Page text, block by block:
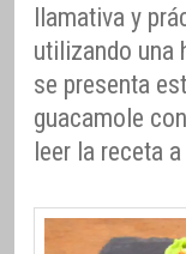
llamativa y
utilizando una
se presenta
guacamole
leer la receta